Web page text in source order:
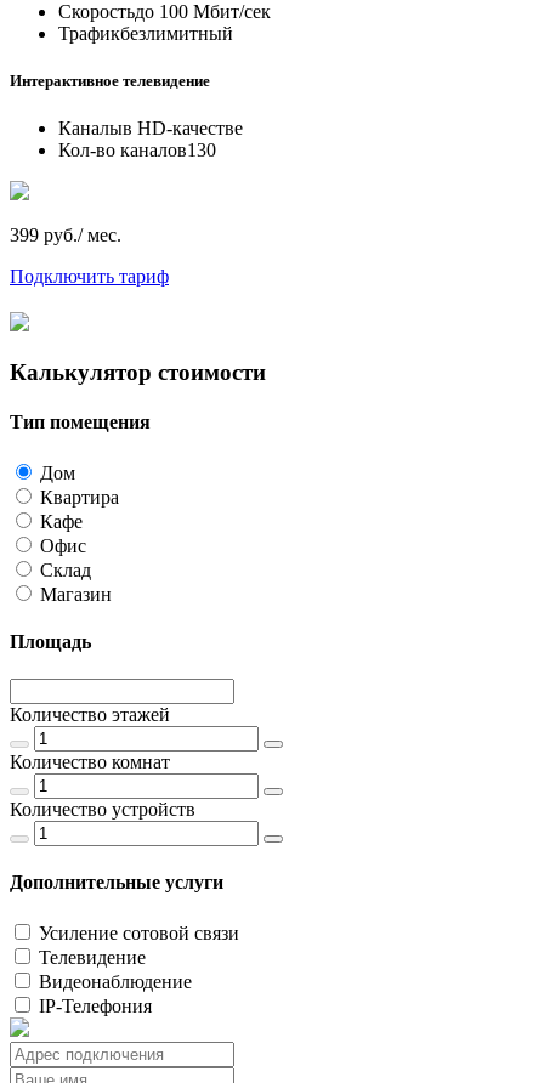
Скоростьдо 100 Мбит/сек
Трафикбезлимитный
Интерактивное телевидение
Каналыв HD-качестве
Кол-во каналов130
399 руб./ мес.
Подключить тариф
Калькулятор стоимости
Тип помещения
Дом
Квартира
Кафе
Офис
Склад
Магазин
Площадь
Количество этажей
Количество комнат
Количество устройств
Дополнительные услуги
Усиление сотовой связи
Телевидение
Видеонаблюдение
IP-Телефония